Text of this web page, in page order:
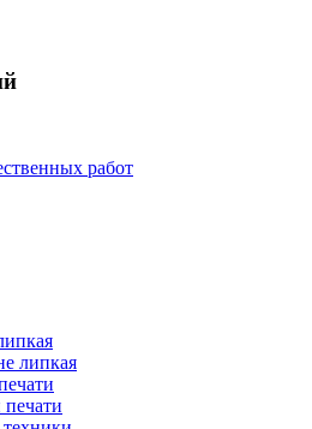
работ
липкая
печати